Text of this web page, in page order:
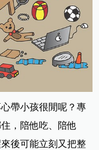
帶小孩很閒呢？專
，陪他吃、陪他
後可能立刻又把整